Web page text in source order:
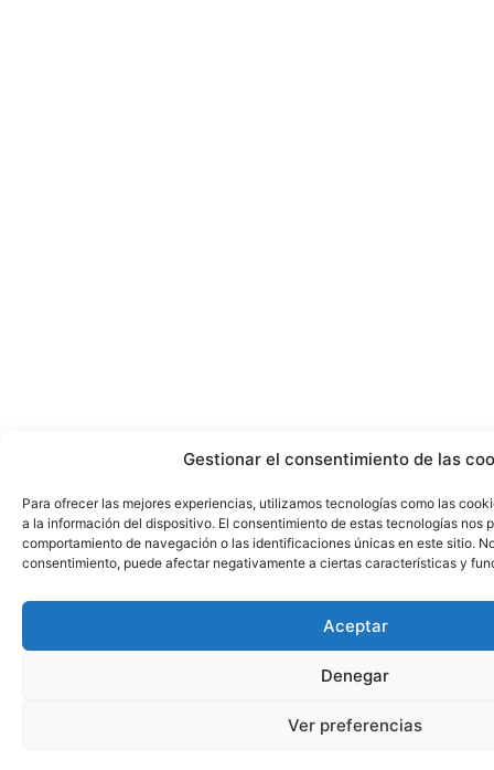
Gestionar el consentimiento de las
Para ofrecer las mejores experiencias, utilizamos tecnologías como las
a la información del dispositivo. El consentimiento de estas tecnologías nos
comportamiento de navegación o las identificaciones únicas en este sitio.
consentimiento, puede afectar negativamente a ciertas características y
Aceptar
Denegar
Ver preferencias